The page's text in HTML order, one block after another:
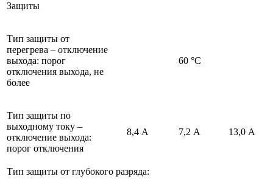
Защиты
Тип защиты от
перегрева – отключение
выхода: порог
отключения выхода, не
более
60 °С
Тип защиты по
выходному току –
отключение выхода:
порог отключения
8,4 А 7,2 А 13,0 А
Тип защиты от глубокого разряда: